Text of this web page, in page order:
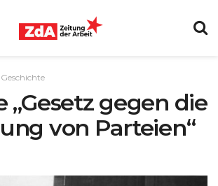
Geschichte
„Gesetz gegen die
von Parteien“